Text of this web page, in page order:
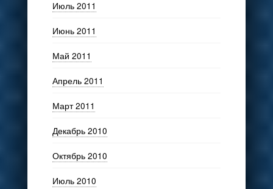
Июль 2011
Июнь 2011
Май 2011
Апрель 2011
Март 2011
Декабрь 2010
Октябрь 2010
Июль 2010